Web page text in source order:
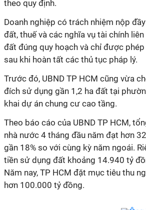
theo quy định.
Doanh nghiệp có trách nhiệm nộp
đất, thuế và các nghĩa vụ tài chính
đất đúng quy hoạch và chỉ được
sau khi hoàn tất các thủ tục pháp lý.
Trước đó, UBND TP HCM cũng vừa
đích sử dụng gần 1,2 ha đất tại
khai dự án chung cư cao tầng.
Theo báo cáo của UBND TP HCM,
nhà nước 4 tháng đầu năm đạt hơn
gần 18% so với cùng kỳ năm ngoái.
tiền sử dụng đất khoảng 14.940 tỷ
Năm nay, TP HCM đặt mục tiêu thu
hơn 100.000 tỷ đồng.